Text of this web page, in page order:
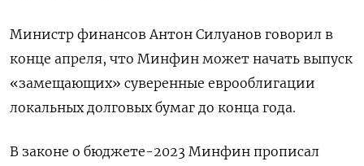
Министр финансов Антон Силуанов говорил в
конце апреля, что Минфин может начать выпуск
«замещающих» суверенные еврооблигации
локальных долговых бумаг до конца года.
В законе о бюджете-2023 Минфин прописал